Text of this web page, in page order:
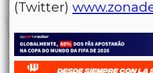
(Twitter)